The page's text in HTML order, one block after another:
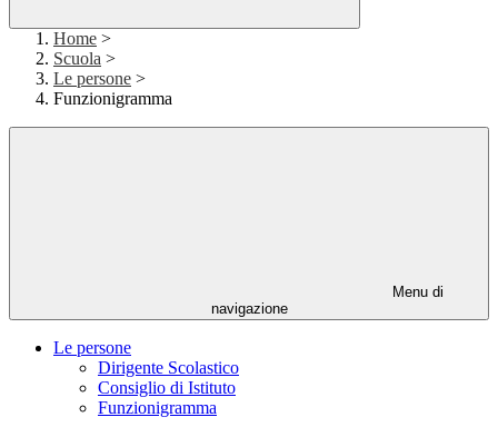
Home >
Scuola >
Le persone >
Funzionigramma
Menu di
navigazione
Le persone
Dirigente Scolastico
Consiglio di Istituto
Funzionigramma